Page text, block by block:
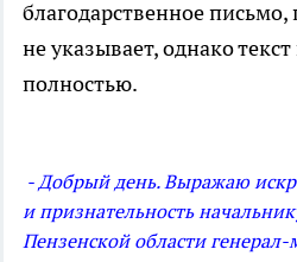
благодарственное
не указывает, однако
полностью.
- Добрый день. Выражаю
и признательность
Пензенской области